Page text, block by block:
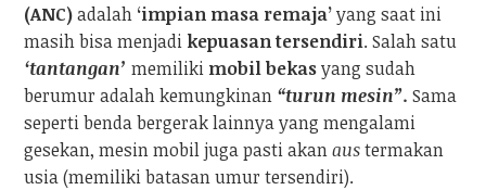
(ANC)adalah ‘impian masa remaja’yang saat ini
masih bisa menjadi kepuasan tersendiri. Salah satu
‘tantangan’memiliki mobil bekasyang sudah
berumur adalah kemungkinan “turun mesin”.Sama
seperti benda bergerak lainnya yang mengalami
gesekan, mesin mobil juga pasti akanaustermakan
usia (memiliki batasan umur tersendiri).